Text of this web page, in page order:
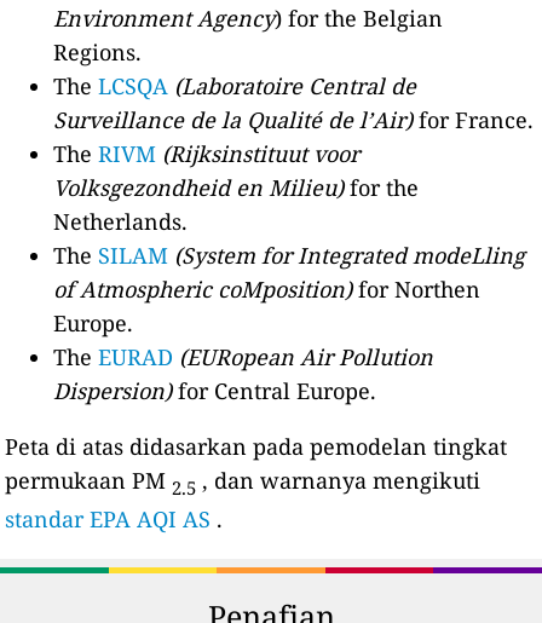
Environment Agency) for the Belgian
Regions.
TheLCSQA (Laboratoire Central de
Surveillance de la Qualité de l’Air)for France.
TheRIVM (Rijksinstituut voor
Volksgezondheid en Milieu)for the
Netherlands.
The SILAM (System for Integrated modeLling
of Atmospheric coMposition)for Northen
Europe.
TheEURAD (EURopean Air Pollution
Dispersion)for Central Europe.
Peta di atas didasarkan pada pemodelan tingkat
permukaan PM 2.5 , dan warnanya mengikuti
standar EPA AQI AS .